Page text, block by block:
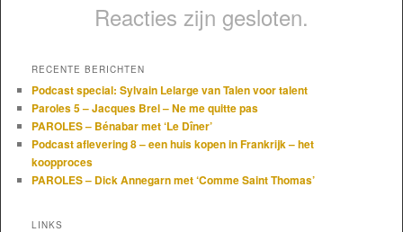
Reacties zijn gesloten.
RECENTE BERICHTEN
Podcast special: Sylvain Lelarge van Talen voor talent
Paroles 5 – Jacques Brel – Ne me quitte pas
PAROLES – Bénabar met ‘Le Dîner’
Podcast aflevering 8 – een huis kopen in Frankrijk – het
koopproces
PAROLES – Dick Annegarn met ‘Comme Saint Thomas’
LINKS